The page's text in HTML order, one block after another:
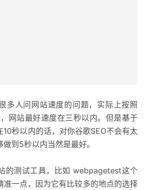
多人问网站速度的问题，实际上按照
网站最好速度在三秒以内。但是基于
秒以内的话，对你谷歌SEO不会有太
到5秒以内当然是最好。
的测试工具，比如 webpagetest这个
准一点，因为它有比较多的地点的选择